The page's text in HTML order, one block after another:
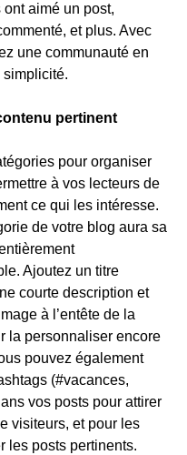
aimé un post,
et plus. Avec
une communauté en
simplicité.
pertinent
pour organiser
à vos lecteurs de
ce qui les intéresse.
de votre blog aura sa
Ajoutez un titre
courte description et
à l’entête de la
la personnaliser encore
pouvez également
(#vacances,
vos posts pour attirer
visiteurs, et pour les
les posts pertinents.